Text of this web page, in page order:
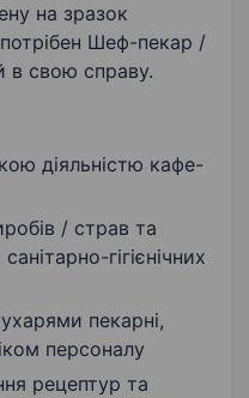
на зразок
Шеф-пекар /
в свою справу.
діяльністю кафе-
/ страв та
гігієнічних
пекарні,
персоналу
рецептур та